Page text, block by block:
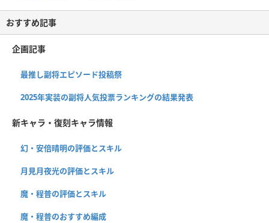
おすすめ記事
企画記事
最推し副将エピソード投稿祭
2025年実装の副将人気投票ランキングの結果発表
新キャラ・復刻キャラ情報
幻・安倍晴明の評価とスキル
月見月夜光の評価とスキル
魔・程普の評価とスキル
魔・程普のおすすめ編成